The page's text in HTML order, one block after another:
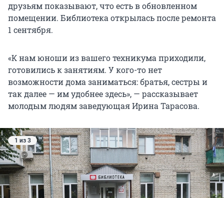
друзьям показывают, что есть в обновленном
помещении. Библиотека открылась после ремонта
1 сентября.
«К нам юноши из вашего техникума приходили,
готовились к занятиям. У кого-то нет
возможности дома заниматься: братья, сестры и
так далее — им удобнее здесь», — рассказывает
молодым людям заведующая Ирина Тарасова.
1 из 3